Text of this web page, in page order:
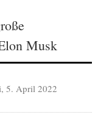
Musk
5. April 2022